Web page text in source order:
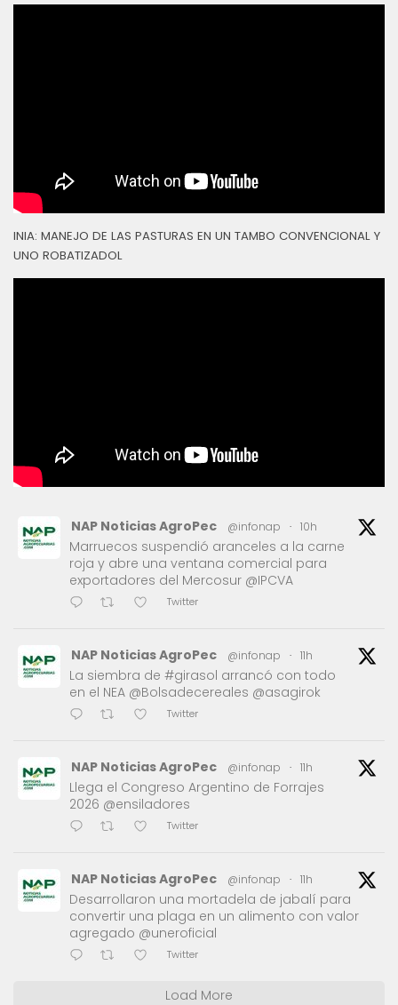
INIA: MANEJO DE LAS PASTURAS EN UN TAMBO CONVENCIONAL Y
UNO ROBATIZADOL
NAP Noticias AgroPec @infonap · 10h
Marruecos suspendió aranceles a la carne
roja y abre una ventana comercial para
exportadores del Mercosur @IPCVA
Twitter
NAP Noticias AgroPec @infonap · 11h
La siembra de #girasol arrancó con todo
en el NEA @Bolsadecereales @asagirok
Twitter
NAP Noticias AgroPec @infonap · 11h
Llega el Congreso Argentino de Forrajes
2026 @ensiladores
Twitter
NAP Noticias AgroPec @infonap · 11h
Desarrollaron una mortadela de jabalí para
convertir una plaga en un alimento con valor
agregado @uneroficial
Twitter
Load More